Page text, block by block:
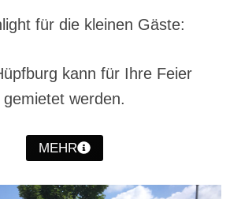
2023
2022
2021
für die kleinen Gäste:
kann für Ihre Feier
gemietet werden.
MEHR